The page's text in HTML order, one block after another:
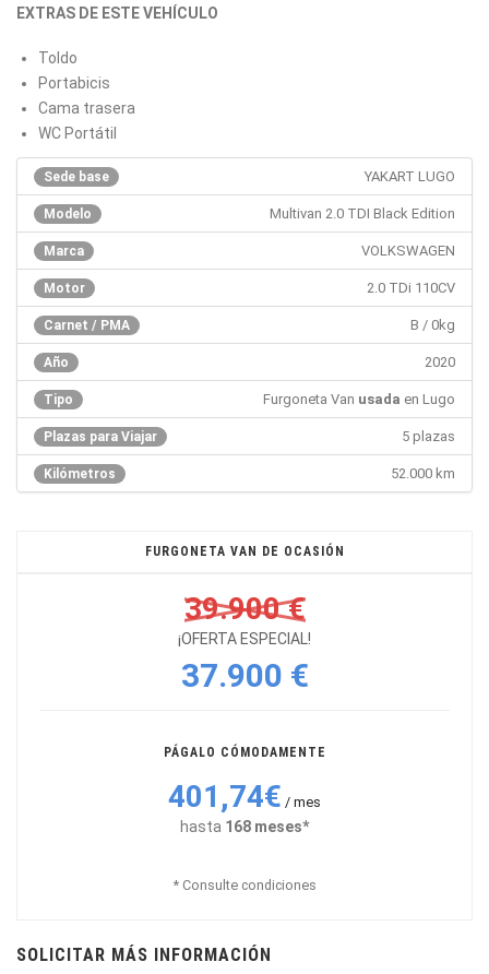
EXTRAS DE ESTE VEHÍCULO
Toldo
Portabicis
Cama trasera
WC Portátil
Sede base YAKART LUGO
Modelo Multivan 2.0 TDI Black Edition
Marca VOLKSWAGEN
Motor 2.0 TDi 110CV
Carnet / PMA B / 0kg
Año 2020
Tipo Furgoneta Van usada en Lugo
Plazas para Viajar 5 plazas
Kilómetros 52.000 km
FURGONETA VAN DE OCASIÓN
39.900 €
¡OFERTA ESPECIAL!
37.900 €
PÁGALO CÓMODAMENTE
401,74€ / mes
hasta 168 meses*
* Consulte condiciones
SOLICITAR MÁS INFORMACIÓN